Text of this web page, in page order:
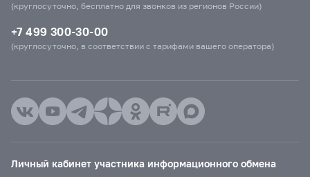
(круглосуточно, бесплатно для звонков из регионов России)
+7 499 300-30-00
(круглосуточно, в соответствии с тарифами вашего оператора)
Личный кабинет участника информационного обмена